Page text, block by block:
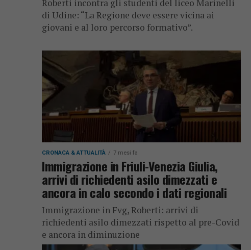
Roberti incontra gli studenti del liceo Marinelli
di Udine: “La Regione deve essere vicina ai
giovani e al loro percorso formativo”.
CRONACA & ATTUALITÀ 7 mesi fa
Immigrazione in Friuli-Venezia Giulia,
arrivi di richiedenti asilo dimezzati e
ancora in calo secondo i dati regionali
Immigrazione in Fvg, Roberti: arrivi di
richiedenti asilo dimezzati rispetto al pre-Covid
e ancora in diminuzione